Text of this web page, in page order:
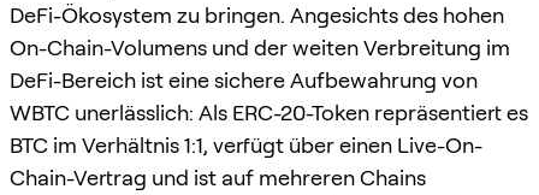
DeFi-Ökosystem zu bringen. Angesichts des hohen
On-Chain-Volumens und der weiten Verbreitung im
DeFi-Bereich ist eine sichere Aufbewahrung von
WBTC unerlässlich: Als ERC-20-Token repräsentiert es
BTC im Verhältnis 1:1, verfügt über einen Live-On-
Chain-Vertrag und ist auf mehreren Chains